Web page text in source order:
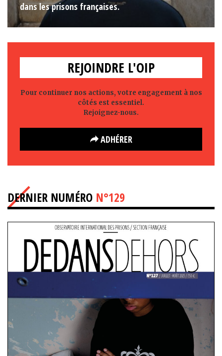
dans les prisons françaises.
REJOINDRE L'OIP
Pour continuer nos actions, votre engagement à nos
côtés est essentiel.
Rejoignez-nous.
ADHÉRER
DERNIER NUMÉRO N°129